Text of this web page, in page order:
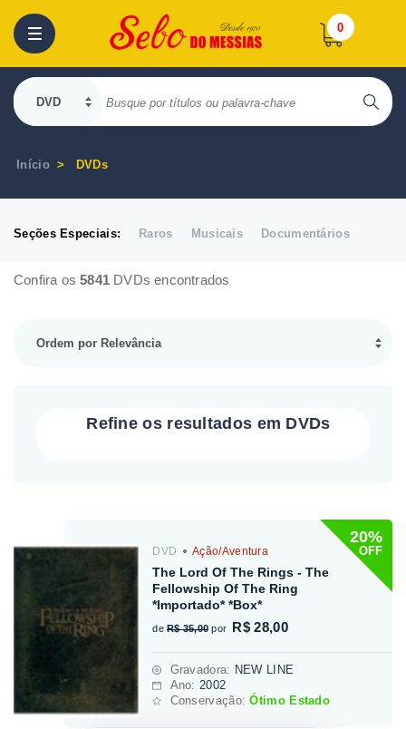
0
Início DVDs
Seções Especiais: Raros Musicais Documentários
Confira os5841 DVDs encontrados
Refine os resultados em DVDs
20%
OFF
DVD Ação/Aventura
The Lord Of The Rings - The
Fellowship Of The Ring
*Importado* *Box*
de R$ 35,00 por R$ 28,00
Gravadora: NEW LINE
Ano: 2002
Conservação:Ótimo Estado